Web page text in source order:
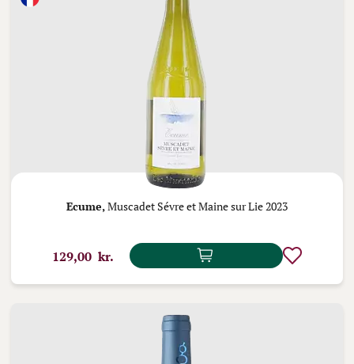
Ecume,Muscadet Sévre et Maine sur Lie 2023
129,00 kr.